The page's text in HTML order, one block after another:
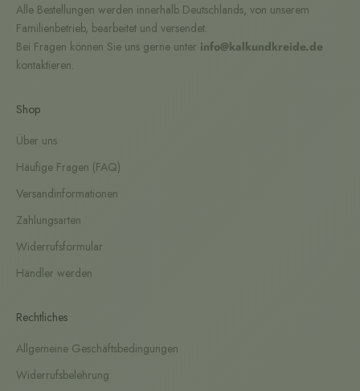
Alle Bestellungen werden innerhalb Deutschlands, von unserem
Familienbetrieb, bearbeitet und versendet.
Bei Fragen können Sie uns gerne unter info@kalkundkreide.de
kontaktieren.
Shop
Über uns
Häufige Fragen (FAQ)
Versandinformationen
Zahlungsarten
Widerrufsformular
Händler werden
Rechtliches
Allgemeine Geschäftsbedingungen
Widerrufsbelehrung